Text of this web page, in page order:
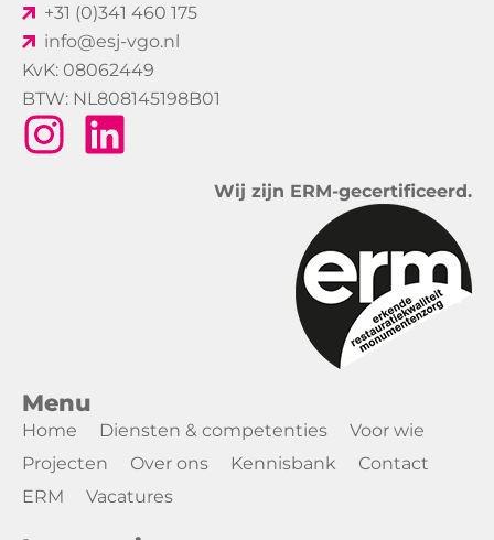
+31 (0)341 460 175
info@esj-vgo.nl
KvK: 08062449
BTW: NL808145198B01
Menu
Home Diensten & competenties
Voor wie
Projecten
Over ons Kennisbank
Contact
ERM
Vacatures
Wij zijn ERM-gecertificeerd.